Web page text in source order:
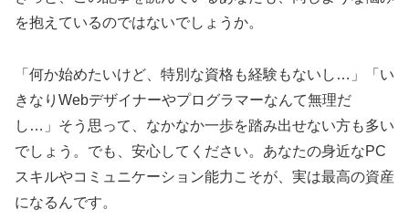
を抱えているのではないでしょうか。
「何か始めたいけど、特別な資格も経験もないし…」「い
きなりWebデザイナーやプログラマーなんて無理だ
し…」そう思って、なかなか一歩を踏み出せない方も多い
でしょう。でも、安心してください。あなたの身近なPC
スキルやコミュニケーション能力こそが、実は最高の資産
になるんです。